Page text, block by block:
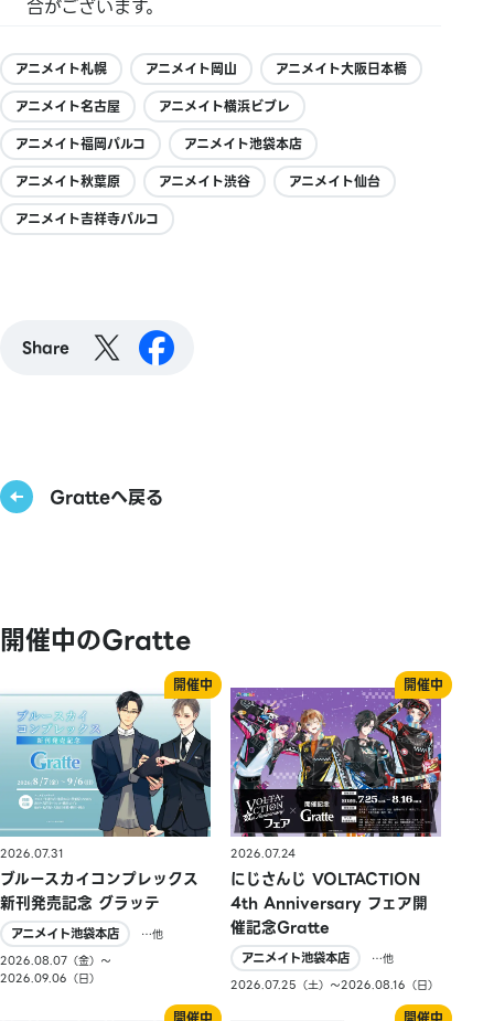
合がございます。
アニメイト札幌 アニメイト岡山
アニメイト大阪日本橋
アニメイト名古屋
アニメイト横浜ビブレ
アニメイト福岡パルコ
アニメイト池袋本店
アニメイト秋葉原
アニメイト渋谷
アニメイト仙台
アニメイト吉祥寺パルコ
Share
Gratteへ戻る
開催中のGratte
2026.07.31
ブルースカイコンプレックス
新刊発売記念 グラッテ
アニメイト池袋本店
…他
2026.08.07（金）〜
2026.09.06（日）
2026.07.24
にじさんじ VOLTACTION
4th Anniversary フェア開
催記念Gratte
アニメイト池袋本店
…他
2026.07.25（土）〜2026.08.16（日）